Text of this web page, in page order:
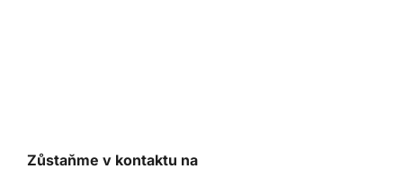
Zůstaňme v kontaktu na